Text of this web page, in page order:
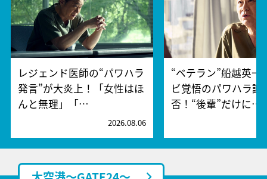
レジェンド医師の“パワハラ
発言”が大炎上！「女性はほ
んと無理」「…
2026.08.06
“ベテラン”船越英一
ビ覚悟のパワハラ謝
否！“後輩”だけに…